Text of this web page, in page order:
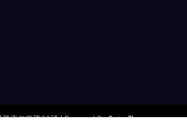
隆市仁四路30號 | Powered BySpiceThemes